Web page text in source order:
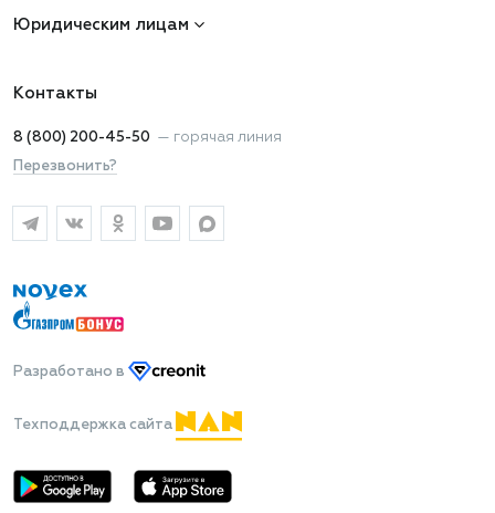
Юридическим лицам
Контакты
8 (800) 200-45-50 — горячая линия
Перезвонить?
Разработано в
Техподдержка сайта